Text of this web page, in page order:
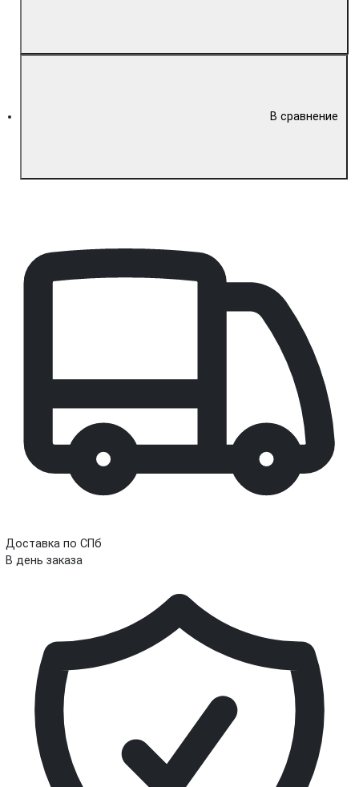
В сравнение
Доставка по СПб
В день заказа